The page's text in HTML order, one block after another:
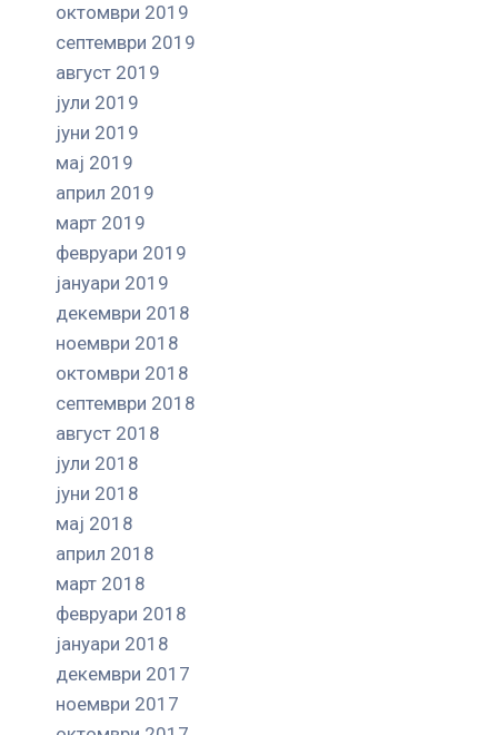
октомври 2019
септември 2019
август 2019
јули 2019
јуни 2019
мај 2019
април 2019
март 2019
февруари 2019
јануари 2019
декември 2018
ноември 2018
октомври 2018
септември 2018
август 2018
јули 2018
јуни 2018
мај 2018
април 2018
март 2018
февруари 2018
јануари 2018
декември 2017
ноември 2017